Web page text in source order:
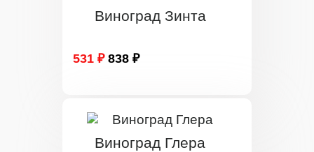
Виноград Зинта
531 ₽ 838 ₽
Виноград Глера